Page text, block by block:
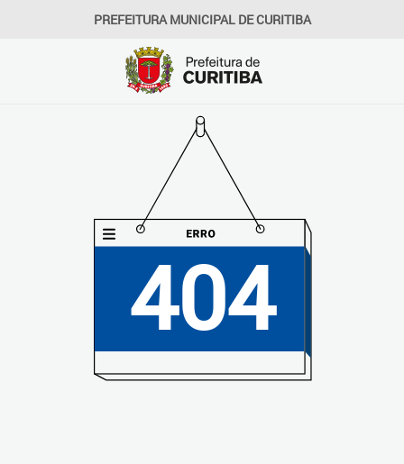
PREFEITURA MUNICIPAL DE CURITIBA
404